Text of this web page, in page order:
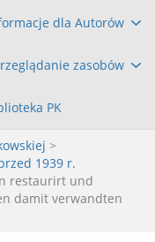
dla Autorów
zasobów
PK
>
1939 r.
restaurirt und
damit verwandten